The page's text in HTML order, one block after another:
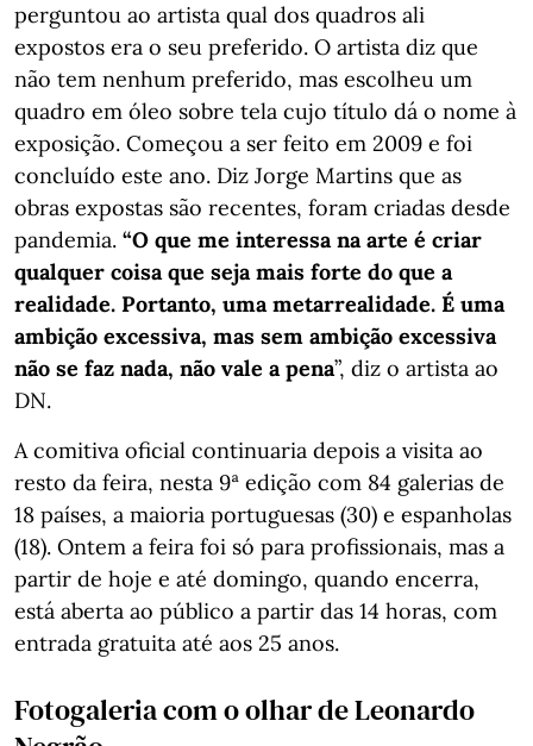
perguntou ao artista qual dos quadros ali
expostos era o seu preferido. O artista diz que
não tem nenhum preferido, mas escolheu um
quadro em óleo sobre tela cujo título dá o nome à
exposição. Começou a ser feito em 2009 e foi
concluído este ano. Diz Jorge Martins que as
obras expostas são recentes, foram criadas desde
pandemia. “O que me interessa na arte é criar
qualquer coisa que seja mais forte do que a
realidade. Portanto, uma metarrealidade. É uma
ambição excessiva, mas sem ambição excessiva
não se faz nada, não vale a pena”, diz o artista ao
DN.
A comitiva oficial continuaria depois a visita ao
resto da feira, nesta 9ª edição com 84 galerias de
18 países, a maioria portuguesas (30) e espanholas
(18). Ontem a feira foi só para profissionais, mas a
partir de hoje e até domingo, quando encerra,
está aberta ao público a partir das 14 horas, com
entrada gratuita até aos 25 anos.
Fotogaleria com o olhar de Leonardo